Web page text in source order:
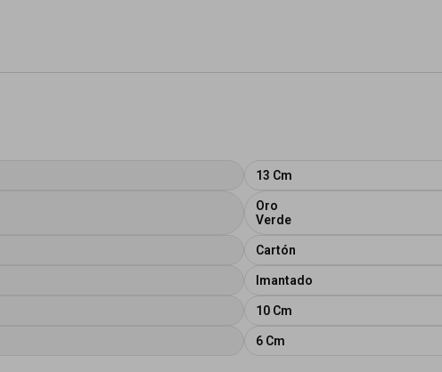
13 Cm
Oro
Verde
Cartón
Imantado
10 Cm
6 Cm